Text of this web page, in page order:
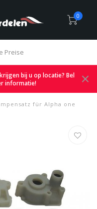
0
Preise
bij u op locatie? Bel
informatie!
für Alpha one